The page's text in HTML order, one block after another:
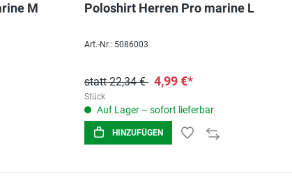
M Poloshirt Herren Pro marine L
Art.-Nr.: 5086003
statt 22,34 € 4,99 €*
Stück
Auf Lager – sofort lieferbar
HINZUFÜGEN